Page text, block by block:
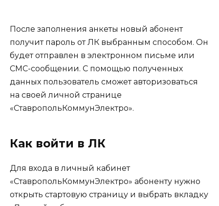
После заполнения анкеты новый абонент
получит пароль от ЛК выбранным способом. Он
будет отправлен в электронном письме или
СМС-сообщении. С помощью полученных
данных пользователь сможет авторизоваться
на своей личной странице
«СтавропольКоммунЭлектро».
Как войти в ЛК
Для входа в личный кабинет
«СтавропольКоммунЭлектро» абоненту нужно
открыть стартовую страницу и выбрать вкладку